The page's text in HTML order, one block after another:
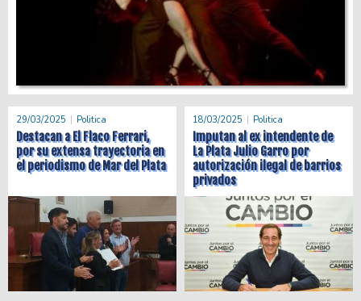
29/03/2025 Politica
Destacan a El Flaco Ferrari,
por su extensa trayectoria en
el periodismo de Mar del Plata
18/03/2025 Politica
Imputan al ex intendente de
La Plata Julio Garro por
autorización ilegal de barrios
privados